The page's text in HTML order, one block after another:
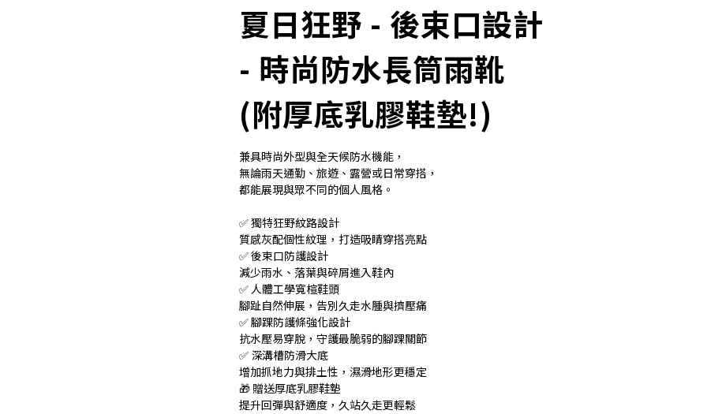
夏日狂野 - 後束口設計
- 時尚防水長筒雨靴
(附厚底乳膠鞋墊!)
兼具時尚外型與全天候防水機能，
無論雨天通勤、旅遊、露營或日常穿搭，
都能展現與眾不同的個人風格。
✅ 獨特狂野紋路設計
質感灰配個性紋理，打造吸睛穿搭亮點
✅ 後束口防護設計
減少雨水、落葉與碎屑進入鞋內
✅ 人體工學寬楦鞋頭
腳趾自然伸展，告別久走水腫與擠壓痛
✅ 腳踝防護條強化設計
抗水壓易穿脫，守護最脆弱的腳踝關節
✅ 深溝槽防滑大底
增加抓地力與排土性，濕滑地形更穩定
🎁 贈送厚底乳膠鞋墊
提升回彈與舒適度，久站久走更輕鬆